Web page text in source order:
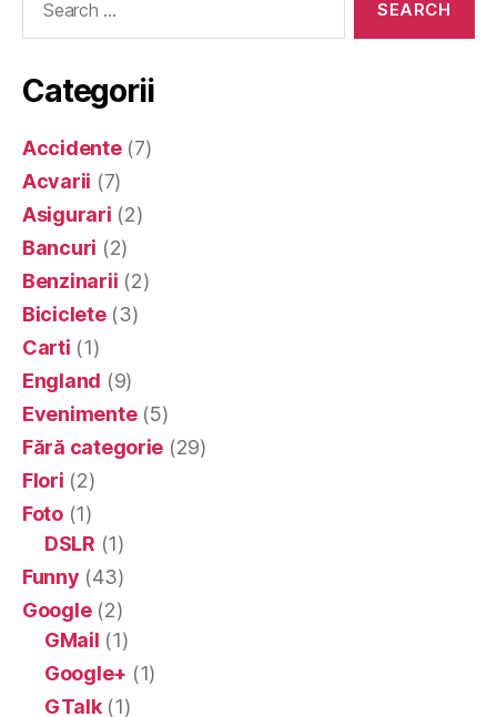
Categorii
Accidente(7)
Acvarii (7)
Asigurari (2)
Bancuri (2)
Benzinarii (2)
Biciclete(3)
Carti (1)
England (9)
Evenimente(5)
Fără categorie (29)
Flori (2)
Foto(1)
DSLR (1)
Funny (43)
Google(2)
GMail (1)
Google+ (1)
GTalk(1)